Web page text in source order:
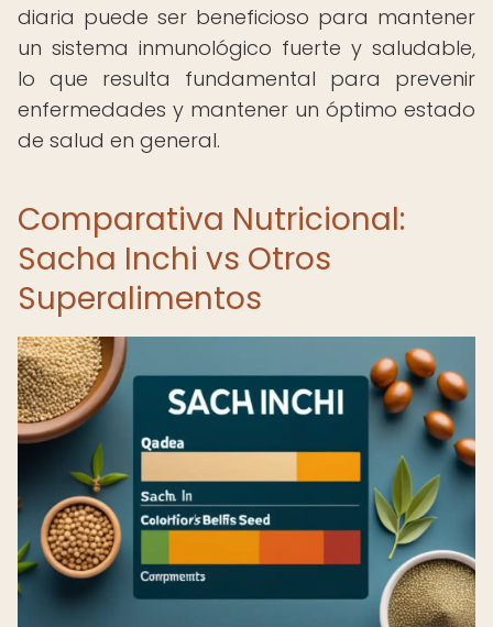
diaria puede ser beneficioso para mantener
un sistema inmunológico fuerte y saludable,
lo que resulta fundamental para prevenir
enfermedades y mantener un óptimo estado
de salud en general.
Comparativa Nutricional:
Sacha Inchi vs Otros
Superalimentos